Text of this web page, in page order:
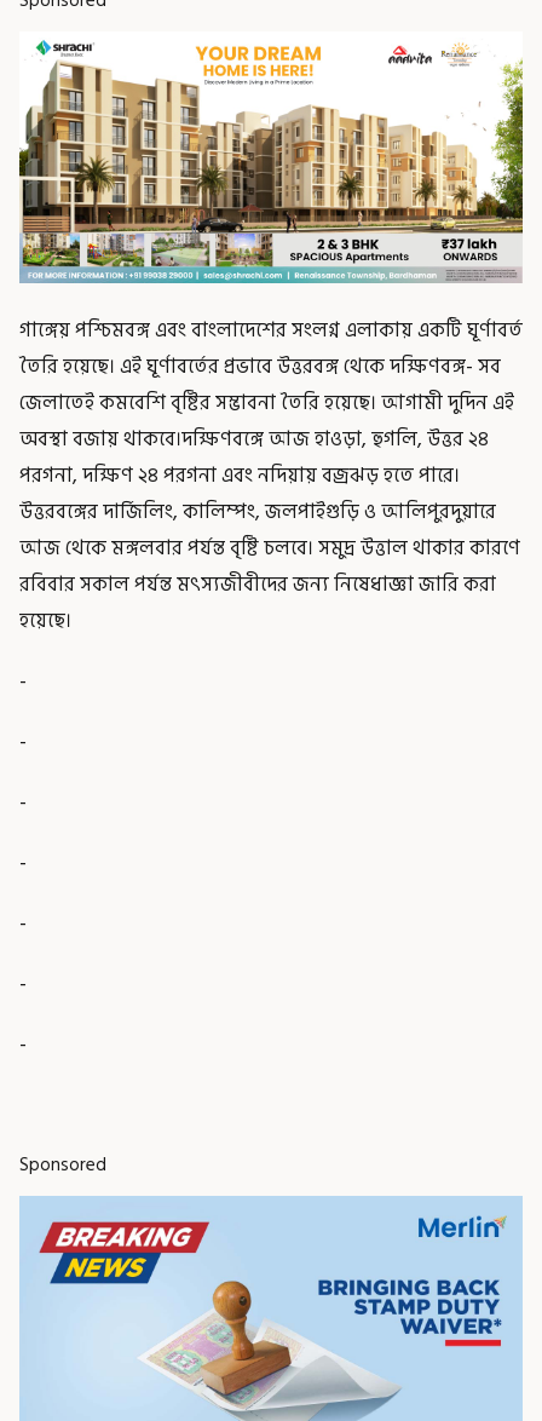
গাঙ্গেয় পশ্চিমবঙ্গ এবং বাংলাদেশের সংলগ্ন এলাকায় একটি ঘূর্ণাবর্ত
তৈরি হয়েছে। এই ঘূর্ণাবর্তের প্রভাবে উত্তরবঙ্গ থেকে দক্ষিণবঙ্গ- সব
জেলাতেই কমবেশি বৃষ্টির সম্ভাবনা তৈরি হয়েছে। আগামী দুদিন এই
অবস্থা বজায় থাকবে।দক্ষিণবঙ্গে আজ হাওড়া, হুগলি, উত্তর ২৪
পরগনা, দক্ষিণ ২৪ পরগনা এবং নদিয়ায় বজ্রঝড় হতে পারে।
উত্তরবঙ্গের দার্জিলিং, কালিম্পং, জলপাইগুড়ি ও আলিপুরদুয়ারে
আজ থেকে মঙ্গলবার পর্যন্ত বৃষ্টি চলবে। সমুদ্র উত্তাল থাকার কারণে
রবিবার সকাল পর্যন্ত মৎস্যজীবীদের জন্য নিষেধাজ্ঞা জারি করা
হয়েছে।
-
-
-
-
-
-
-
Sponsored